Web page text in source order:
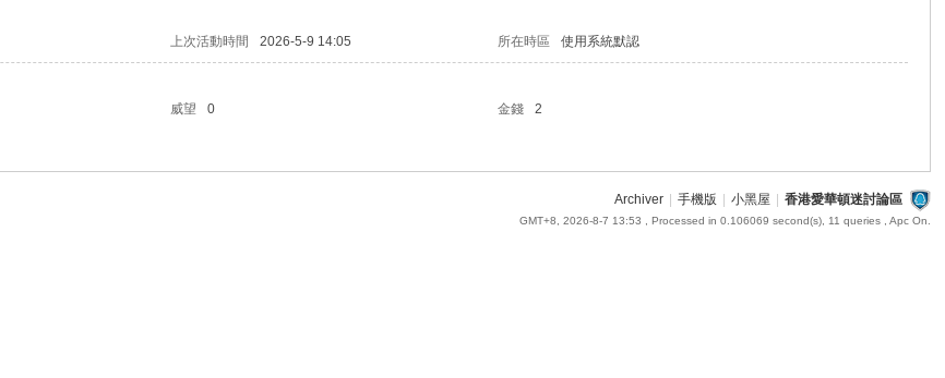
上次活動時間 2026-5-9 14:05 所在時區 使用系統默認
威望 0 金錢
2
Archiver 手機版 小黑屋 香港愛華頓迷討論區
GMT+8, 2026-8-7 13:53 , Processed in 0.106069 second(s), 11 queries , Apc On.